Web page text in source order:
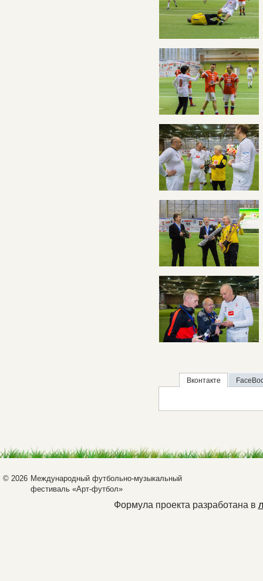
Вконтакте
© 2026 Международный футбольно-музыкальный
фестиваль «Арт-футбол»
Формула проекта разработана в